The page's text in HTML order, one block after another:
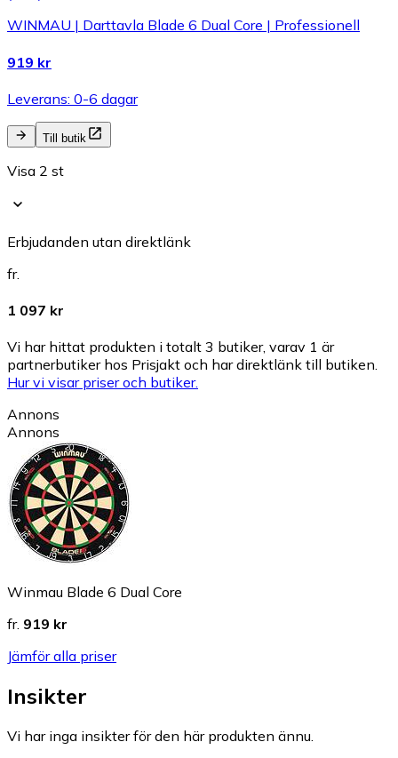
WINMAU | Darttavla Blade 6 Dual Core | Professionell
919 kr
Leverans: 0-6 dagar
Till butik
Visa 2 st
Erbjudanden utan direktlänk
fr.
1 097 kr
Vi har hittat produkten i totalt 3 butiker, varav 1 är
partnerbutiker hos Prisjakt och har direktlänk till butiken.
Hur vi visar priser och butiker.
Annons
Annons
Winmau Blade 6 Dual Core
fr. 919 kr
Jämför alla priser
Insikter
Vi har inga insikter för den här produkten ännu.